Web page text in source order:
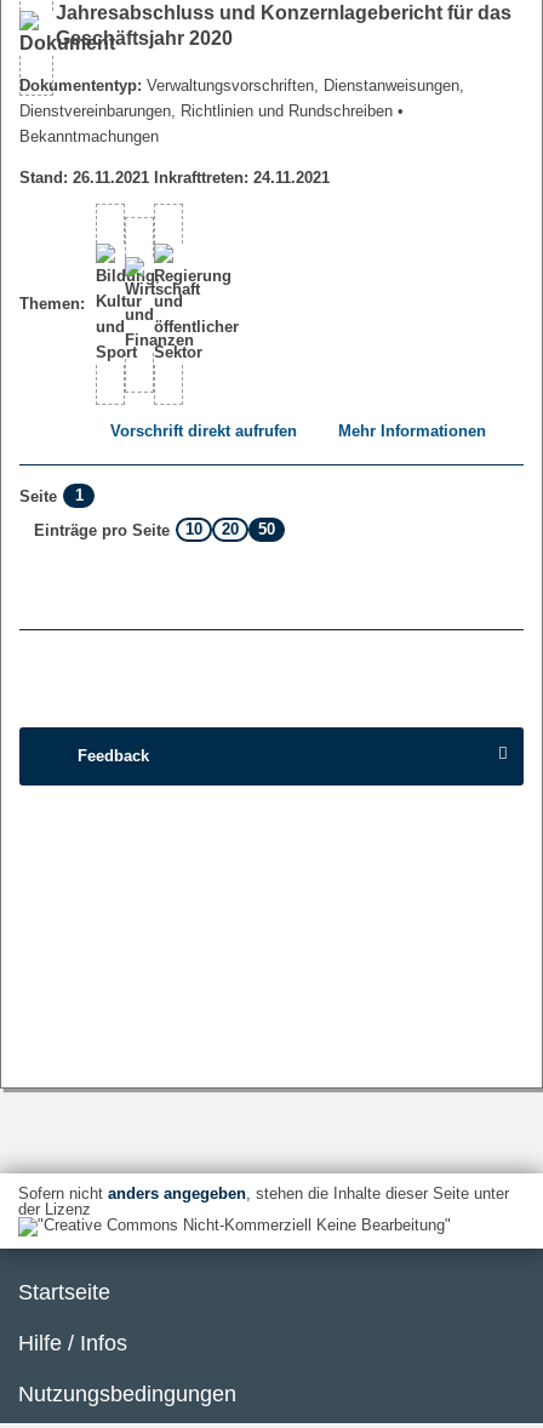
Jahresabschluss und Konzernlagebericht für das
Geschäftsjahr 2020
Dokumententyp: Verwaltungsvorschriften, Dienstanweisungen,
Dienstvereinbarungen, Richtlinien und Rundschreiben •
Bekanntmachungen
Stand: 26.11.2021 Inkrafttreten: 24.11.2021
Themen:
Vorschrift direkt aufrufen Mehr Informationen
Seite
1
Einträge pro Seite
10 20 50
Feedback
Sofern nicht anders angegeben, stehen die Inhalte dieser Seite unter
der Lizenz
Startseite
Hilfe / Infos
Nutzungsbedingungen